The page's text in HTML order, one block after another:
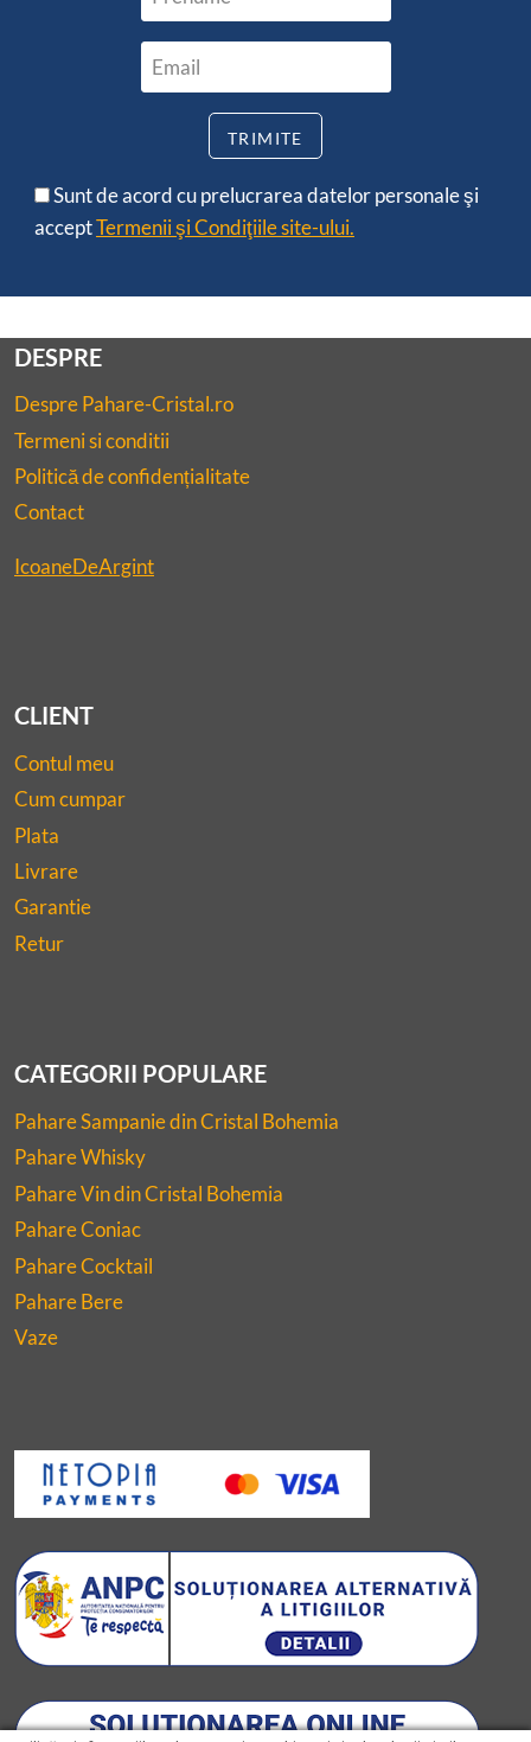
Sunt de acord cu prelucrarea datelor personale şi
acceptTermenii şi Condiţiile site-ului.
DESPRE
Despre Pahare-Cristal.ro
Termeni si conditii
Politică de confidențialitate
Contact
IcoaneDeArgint
CLIENT
Contul meu
Cum cumpar
Plata
Livrare
Garantie
Retur
CATEGORII POPULARE
Pahare Sampanie din Cristal Bohemia
Pahare Whisky
Pahare Vin din Cristal Bohemia
Pahare Coniac
Pahare Cocktail
Pahare Bere
Vaze